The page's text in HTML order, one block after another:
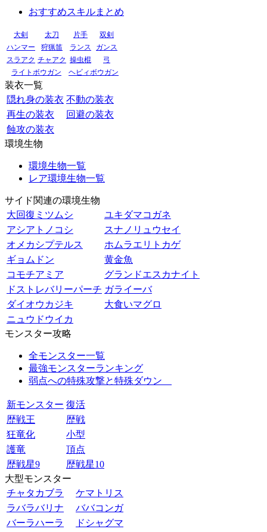
おすすめスキルまとめ
大剣 太刀 片手
双剣
ハンマー
狩猟笛 ランス
ガンス
スラアク チャアク 操虫棍
弓
ライトボウガン
ヘビィボウガン
装衣一覧
隠れ身の装衣 不動の装衣
再生の装衣
回避の装衣
蝕攻の装衣
環境生物
環境生物一覧
レア環境生物一覧
サイド関連の環境生物
大回復ミツムシ
ユキダマコガネ
アシアトノコシ
スナノリュウセイ
オメカシプテルス
ホムラエリトカゲ
ギョムドン
黄金魚
コモチアミア
グランドエスカナイト
ドストレバリーパーチ ガライーバ
ダイオウカジキ
大食いマグロ
ニュウドウイカ
モンスター攻略
全モンスター一覧
最強モンスターランキング
弱点への特殊攻撃と特殊ダウン
新モンスター 復活
歴戦王
歴戦
狂竜化
小型
護竜
頂点
歴戦星9
歴戦星10
大型モンスター
チャタカブラ
ケマトリス
ラバラバリナ
ババコンガ
バーラハーラ
ドシャグマ